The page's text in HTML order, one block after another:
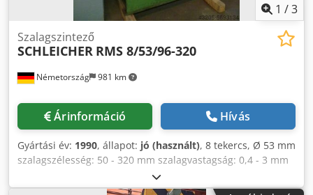
1 /3
Németország 981 km
Szalagszintező
SCHLEICHER RMS 8/53/96-320
Árinformáció Hívás
Gyártási év: 1990, állapot: jó (használt), 8 tekercs, Ø 53 mm
szalagszélesség: 50 - 320 mm szalagvastagság: 0,4 - 3 mm